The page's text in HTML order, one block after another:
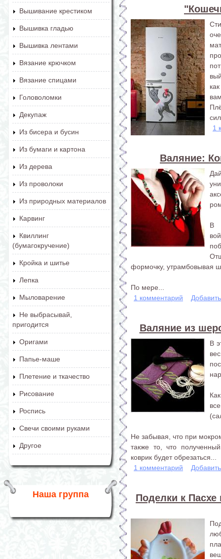
Вышивание крестиком
Вышивка гладью
Вышивка лентами
Вязание крючком
Вязание спицами
Головоломки
Декупаж
Из бисера и бусин
Из бумаги и картона
Из дерева
Из проволоки
Из природных материалов
Карвинг
Квиллинг
(бумагокручение)
Кройка и шитье
Лепка
Мыловарение
Не выбрасывай,
пригодится
Оригами
Папье-маше
Плетение и ткачество
Рисование
Роспись
Свечи своими руками
Другое
Наша группа
1
Валяние:
В
формочку, утрамбовывая
По мере...
1 комментарий
Валяние из
В
Не забывая, что при
также то, что
коврик будет обрезаться...
1 комментарий
Поделки к Пасхе